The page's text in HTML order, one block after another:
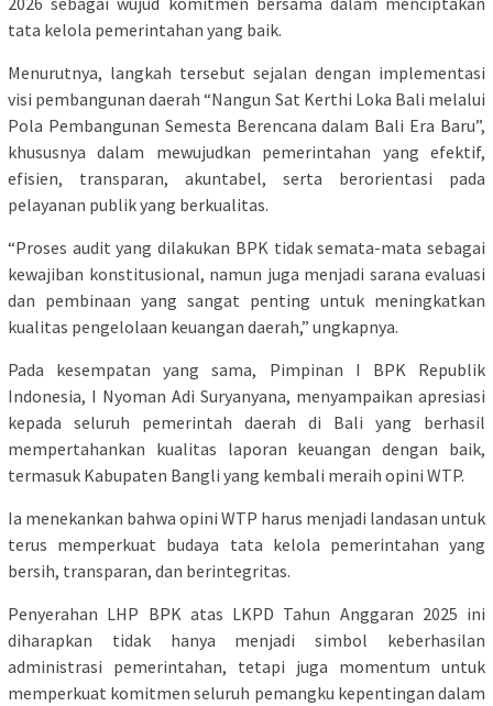
tata kelola pemerintahan yang baik.
Menurutnya, langkah tersebut sejalan dengan implementasi
visi pembangunan daerah “Nangun Sat Kerthi Loka Bali melalui
Pola Pembangunan Semesta Berencana dalam Bali Era Baru”,
khususnya dalam mewujudkan pemerintahan yang efektif,
efisien, transparan, akuntabel, serta berorientasi pada
pelayanan publik yang berkualitas.
“Proses audit yang dilakukan BPK tidak semata-mata sebagai
kewajiban konstitusional, namun juga menjadi sarana evaluasi
dan pembinaan yang sangat penting untuk meningkatkan
kualitas pengelolaan keuangan daerah,” ungkapnya.
Pada kesempatan yang sama, Pimpinan I BPK Republik
Indonesia, I Nyoman Adi Suryanyana, menyampaikan apresiasi
kepada seluruh pemerintah daerah di Bali yang berhasil
mempertahankan kualitas laporan keuangan dengan baik,
termasuk Kabupaten Bangli yang kembali meraih opini WTP.
Ia menekankan bahwa opini WTP harus menjadi landasan untuk
terus memperkuat budaya tata kelola pemerintahan yang
bersih, transparan, dan berintegritas.
Penyerahan LHP BPK atas LKPD Tahun Anggaran 2025 ini
diharapkan tidak hanya menjadi simbol keberhasilan
administrasi pemerintahan, tetapi juga momentum untuk
memperkuat komitmen seluruh pemangku kepentingan dalam